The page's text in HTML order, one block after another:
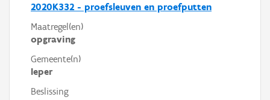
2020K332 - proefsleuven en proefputten
Maatregel(en)
opgraving
Gemeente(n)
Ieper
Beslissing